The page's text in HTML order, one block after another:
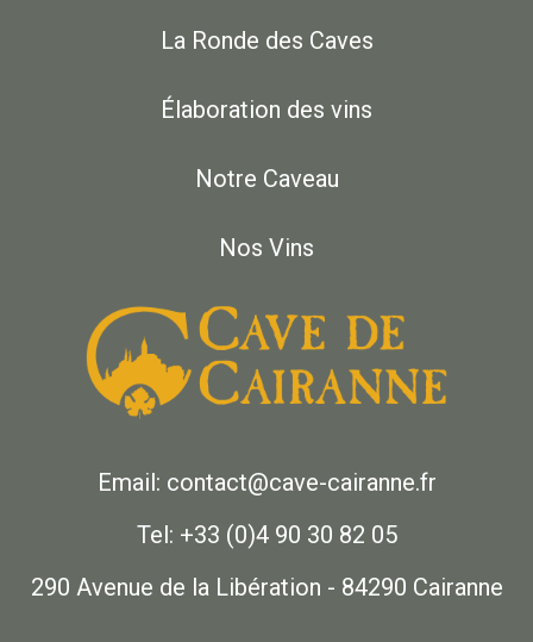
La Ronde des Caves
Élaboration des vins
Notre Caveau
Nos Vins
Email: contact@cave-cairanne.fr
Tel: +33 (0)4 90 30 82 05
290 Avenue de la Libération - 84290 Cairanne